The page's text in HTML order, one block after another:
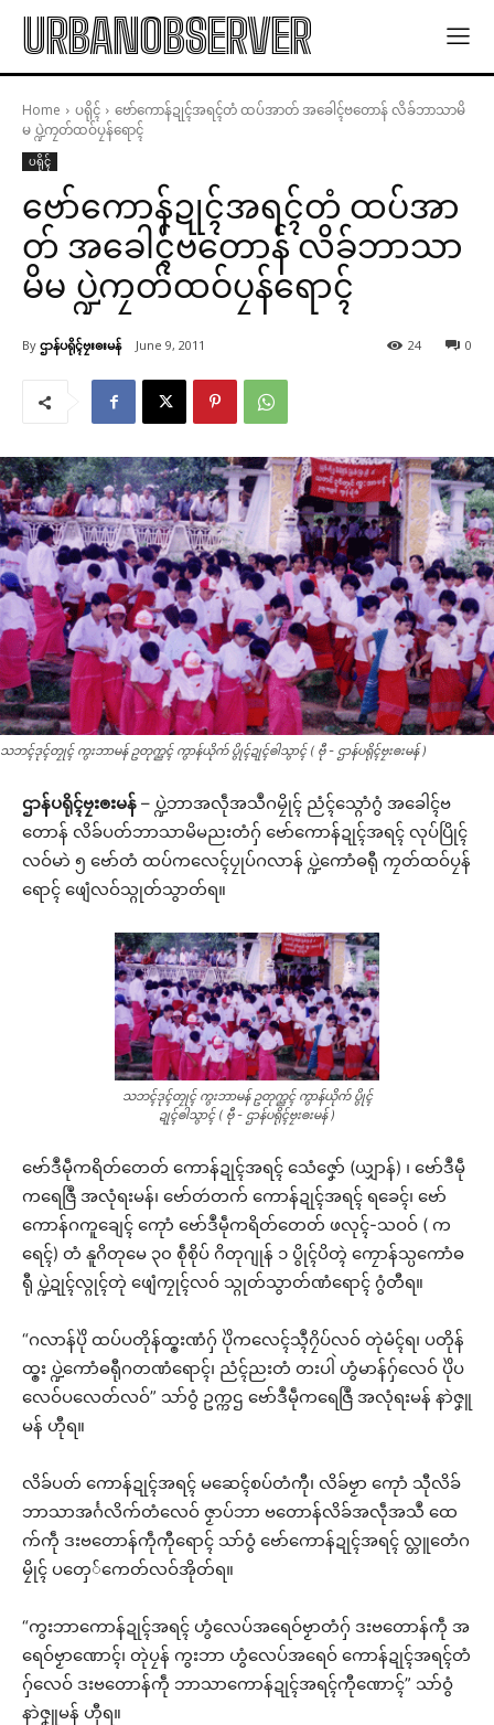
URBANOBSERVER
Home ပရိုၚ်
ဗော်ကောန်ဍုၚ်အရၚ်တံ ထပ်အာတ် အခေါၚ်ဗတောန် လိခ်ဘာသာမိ
မ ပ္ဍဲကၠတ်ထဝ်ပၠန်ရောၚ်
ပရိုၚ်
ဗော်ကောန်ဍုၚ်အရၚ်တံ ထပ်အာ
တ် အခေါၚ်ဗတောန် လိခ်ဘာသာ
မိမ ပ္ဍဲကၠတ်ထဝ်ပၠန်ရောၚ်
By ဌာန်ပရိုၚ်ဗၠးၜးမန် June 9, 2011 0
24
သဘၚ်ဒုၚ်တၠုၚ် ကွးဘာမန် ဥတုက္ညၚ် ကွာန်ယိုက် ပွိုၚ်ဍုၚ်ၜါသွာၚ် ( ဗီု - ဌာန်ပရိုၚ်ဗၠးၜးမန် )
ဌာန်ပရိုၚ်ဗၠးၜးမန် – ပ္ဍဲဘာအလဵုအသဳဂမၠိုၚ် ညံၚ်သ္ဂောံဂွံ အခေါၚ်ဗ
တောန် လိခ်ပတ်ဘာသာမိမညးတံဂှ် ဗော်ကောန်ဍုၚ်အရၚ် လုပ်ပြိုၚ်
လဝ်မာဲ ၅ ဗော်တံ ထပ်ကလေၚ်ပၠုပ်ဂလာန် ပ္ဍဲကောံဓရီု ကၠတ်ထဝ်ပၠန်
ရောၚ် ဖျေံလဝ်သ္ဂုတ်သွာတ်ရ။
သဘၚ်ဒုၚ်တၠုၚ် ကွးဘာမန် ဥတုက္ညၚ် ကွာန်ယိုက် ပွိုၚ်
ဍုၚ်ၜါသွာၚ် ( ဗီု - ဌာန်ပရိုၚ်ဗၠးၜးမန် )
ဗော်ဒဳမဵုကရိတ်တေတ် ကောန်ဍုၚ်အရၚ် သေံဇၞော် (ယျှာန်) ၊ ဗော်ဒဳမဵု
ကရေဇြဳ အလုံရးမန်၊ ဗော်တဴတက် ကောန်ဍုၚ်အရၚ် ရခေၚ်၊ ဗော်
ကောန်ဂကူချေၚ် ကေုာံ ဗော်ဒဳမဵုကရိတ်တေတ် ဖလုၚ်-သဝဝ် ( က
ရေၚ်) တံ နူဂိတုမေ ၃၀ စဵုစိုပ် ဂိတုဂျုန် ၁ ပွိုၚ်ပိတ္ၚဲ ကၠောန်သ္ပကောံဓ
ရီု ပ္ဍဲဍုၚ်လ္ဂုၚ်တုဲ ဖျေံကၠုၚ်လဝ် သ္ဂုတ်သွာတ်ဏံရောၚ် ဂွံတီရ။
“ဂလာန်ပိုဲ ထပ်ပတိုန်ထ္ၜးဏံဂှ် ပိုဲကလေၚ်သ္ၚဳဂၠိပ်လဝ် တုဲမံၚ်ရ၊ ပတိုန်
ထ္ၜး ပ္ဍဲကောံဓရီုဂတဏံရောၚ်၊ ညံၚ်ညးတံ တးပါဲ ဟွံမာန်ဂှ်လေဝ် ပိုဲပ
လေဝ်ပလေတ်လဝ်” သာ်ဝွံ ဥက္ကဌ ဗော်ဒဳမဵုကရေဇြဳ အလုံရးမန် နာဲဇၞူ
မန် ဟီုရ။
လိခ်ပတ် ကောန်ဍုၚ်အရၚ် မဆေၚ်စပ်တံကီု၊ လိခ်ဗၟာ ကေုာံ သီုလိခ်
ဘာသာအၚ်္ဂလိက်တံလေဝ် ဇၟာပ်ဘာ ဗတောန်လိခ်အလဵုအသဳ ထေ
က်ကဵု ဒးဗတောန်ကဵုကီုရောၚ် သာ်ဝွံ ဗော်ကောန်ဍုၚ်အရၚ် လ္တူတေံဂ
မၠိုၚ် ပတှေ်ကေတ်လဝ်အိုတ်ရ။
“ကွးဘာကောန်ဍုၚ်အရၚ် ဟွံလေပ်အရေဝ်ဗၟာတံဂှ် ဒးဗတောန်ကဵု အ
ရေဝ်ဗၟာဏောၚ်၊ တုဲပၠန် ကွးဘာ ဟွံလေပ်အရေဝ် ကောန်ဍုၚ်အရၚ်တံ
ဂှ်လေဝ် ဒးဗတောန်ကဵု ဘာသာကောန်ဍုၚ်အရၚ်ကီုဏောၚ်” သာ်ဝွံ
နာဲဇၞူမန် ဟီုရ။